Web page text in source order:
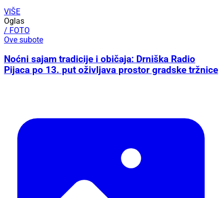
VIŠE
Oglas
/ FOTO
Ove subote
Noćni sajam tradicije i običaja: Drniška Radio
Pijaca po 13. put oživljava prostor gradske tržnice